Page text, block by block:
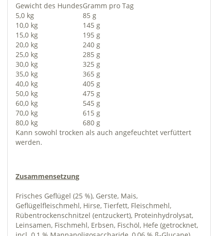
Gewicht des HundesGramm pro Tag
5,0 kg
85 g
10,0 kg
145 g
15,0 kg
195 g
20,0 kg
240 g
25,0 kg
285 g
30,0 kg
325 g
35,0 kg
365 g
40,0 kg
405 g
50,0 kg
475 g
60,0 kg
545 g
70,0 kg
615 g
80,0 kg
680 g
Kann sowohl trocken als auch angefeuchtet verfüttert
werden.
Zusammensetzung
Frisches Geflügel (25 %), Gerste, Mais,
Geflügelfleischmehl, Hirse, Tierfett, Fleischmehl,
Rübentrockenschnitzel (entzuckert), Proteinhydrolysat,
Leinsamen, Fischmehl, Erbsen, Fischöl, Hefe (getrocknet,